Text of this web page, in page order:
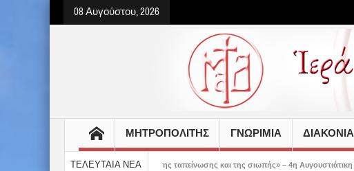
08 Αυγούστου, 2026
ΜΗΤΡΟΠΟΛΙΤΗΣ ΓΝΩΡΙΜΙΑ ΔΙΑΚΟΝΙΑ
ΤΕΛΕΥΤΑΙΑ ΝΕΑ
δείχνει τον δρόμο της ταπείνωσης και της σιωπής» – 4η Αυγουστιάτικη Παράκληση στην